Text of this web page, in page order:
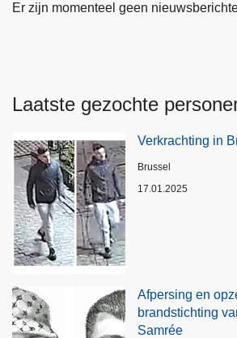
Er zijn momenteel geen
Laatste gezochte
Verkrachting in
Plaats
Brussel
17.01.2025
Afpersing en
brandstichting
Samrée